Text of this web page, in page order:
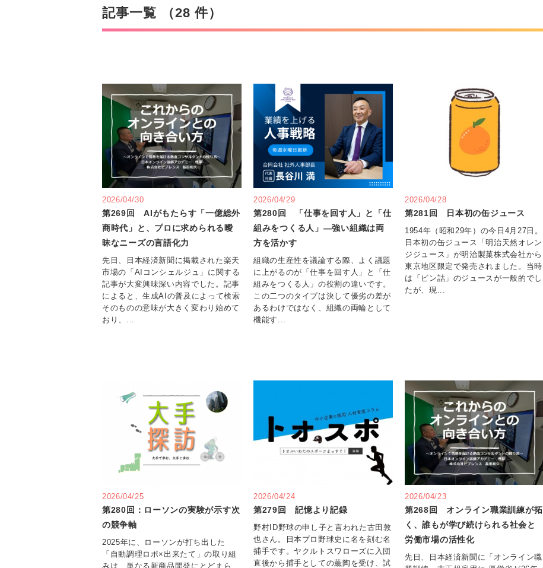
記事一覧 （28 件）
2026/04/30
第269回 AIがもたらす「一億総外
商時代」と、プロに求められる曖
昧なニーズの言語化力
先日、日本経済新聞に掲載された楽天
市場の「AIコンシェルジュ」に関する
記事が大変興味深い内容でした。記事
によると、生成AIの普及によって検索
そのものの意味が大きく変わり始めて
おり、...
2026/04/29
第280回 「仕事を回す人」と「仕
組みをつくる人」―強い組織は両
方を活かす
組織の生産性を議論する際、よく議題
に上がるのが「仕事を回す人」と「仕
組みをつくる人」の役割の違いです。
この二つのタイプは決して優劣の差が
あるわけではなく、組織の両輪として
機能す...
2026/04/28
第281回 日本初の缶ジュース
1954年（昭和29年）の今日4月27日。
日本初の缶ジュース「明治天然オレン
ジジュース」が明治製菓株式会社から
東京地区限定で発売されました。当時
は「ビン詰」のジュースが一般的でし
たが、現...
2026/04/25
第280回：ローソンの実験が示す次
の競争軸
2025年に、ローソンが打ち出した
「自動調理ロボ×出来たて」の取り組
みは、単なる新商品開発にとどまら
2026/04/24
第279回 記憶より記録
野村ID野球の申し子と言われた古田敦
也さん。日本プロ野球史に名を刻む名
捕手です。ヤクルトスワローズに入団
直後から捕手としての薫陶を受け、試
2026/04/23
第268回 オンライン職業訓練が拓
く、誰もが学び続けられる社会と
労働市場の活性化
先日、日本経済新聞に「オンライン職